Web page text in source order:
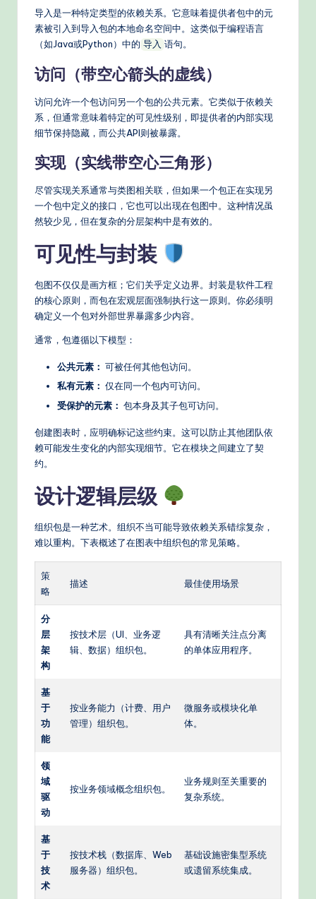
导入是一种特定类型的依赖关系。它意味着提供者包中的元
素被引入到导入包的本地命名空间中。这类似于编程语言
（如Java或Python）中的 导入 语句。
访问（带空心箭头的虚线）
访问允许一个包访问另一个包的公共元素。它类似于依赖关
系，但通常意味着特定的可见性级别，即提供者的内部实现
细节保持隐藏，而公共API则被暴露。
实现（实线带空心三角形）
尽管实现关系通常与类图相关联，但如果一个包正在实现另
一个包中定义的接口，它也可以出现在包图中。这种情况虽
然较少见，但在复杂的分层架构中是有效的。
可见性与封装
包图不仅仅是画方框；它们关乎定义边界。封装是软件工程
的核心原则，而包在宏观层面强制执行这一原则。你必须明
确定义一个包对外部世界暴露多少内容。
通常，包遵循以下模型：
公共元素： 可被任何其他包访问。
私有元素： 仅在同一个包内可访问。
受保护的元素： 包本身及其子包可访问。
创建图表时，应明确标记这些约束。这可以防止其他团队依
赖可能发生变化的内部实现细节。它在模块之间建立了契
约。
设计逻辑层级
组织包是一种艺术。组织不当可能导致依赖关系错综复杂，
难以重构。下表概述了在图表中组织包的常见策略。
策
略
描述 最佳使用场景
分
层
架
构
按技术层（UI、业务逻
辑、数据）组织包。
具有清晰关注点分离
的单体应用程序。
基
于
功
能
按业务能力（计费、用户
管理）组织包。
微服务或模块化单
体。
领
域
驱
动
按业务领域概念组织包。
业务规则至关重要的
复杂系统。
基
于
技
术
按技术栈（数据库、Web
服务器）组织包。
基础设施密集型系统
或遗留系统集成。